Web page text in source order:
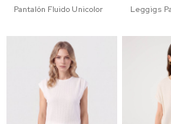
Pantalón Fluido Unicolor